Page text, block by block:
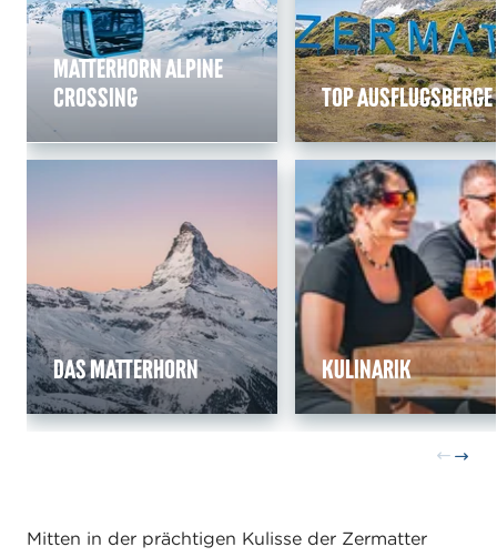
Matterhorn Alpine
Crossing
Top Ausflugsberge
Das Matterhorn Kulinarik
Mitten in der prächtigen Kulisse der Zermatter